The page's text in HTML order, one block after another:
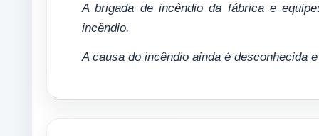
A brigada de incêndio da fábrica e
incêndio.
A causa do incêndio ainda é desconhecida